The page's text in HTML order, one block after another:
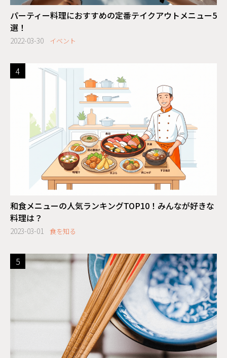
パーティー料理におすすめの定番テイクアウトメニュー5
選！
2022-03-30 イベント
和食メニューの人気ランキングTOP10！みんなが好きな
料理は？
2023-03-01 食を知る